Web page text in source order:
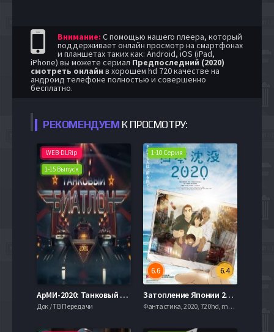
Внимание: С помощью нашего плеера, который
поддерживает онлайн просмотр на смартфонах
и планшетах таких как: Android, iOS (iPad,
iPhone) вы можете сериал Предпоследний (2020)
смотреть онлайн в хорошем hd 720 качестве на
андроид телефоне полностью и совершенно
бесплатно.
РЕКОМЕНДУЕМ К ПРОСМОТРУ:
WEB-DLRip
1-15 Выпуск
АрМИ-2020: Танковый биатлон (2020)
Док / ТВ Передачи
1-10 Серия
6.4
6.6
Затопление Японии 2020 (2020)
Фантастика, 2020, 720hd, mobilen